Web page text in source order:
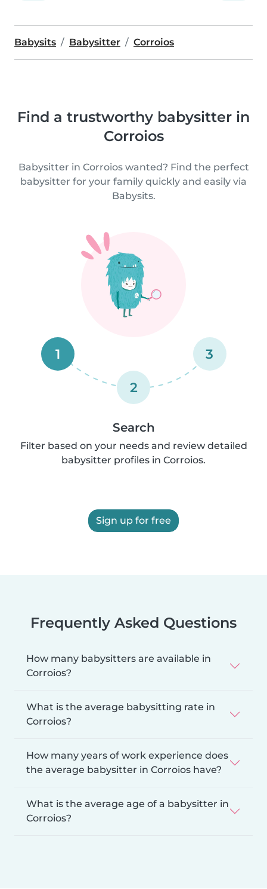
Babysits Babysitter Corroios
Find a trustworthy babysitter in
Corroios
Babysitter in Corroios wanted? Find the perfect
babysitter for your family quickly and easily via
Babysits.
1
2
3
Search
Filter based on your needs and review detailed
babysitter profiles in Corroios.
Sign up for free
Frequently Asked Questions
How many babysitters are available in
Corroios?
What is the average babysitting rate in
Corroios?
How many years of work experience does
the average babysitter in Corroios have?
What is the average age of a babysitter in
Corroios?